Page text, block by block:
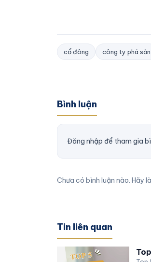
cổ đông công ty phá sản
Bình luận
Đăng nhập để tham gia
Chưa có bình luận nào. Hãy
Tin liên quan